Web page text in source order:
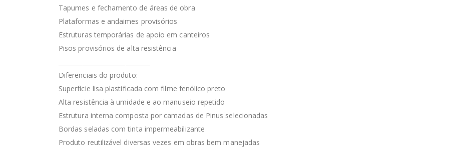
Tapumes e fechamento de áreas de obra
Plataformas e andaimes provisórios
Estruturas temporárias de apoio em canteiros
Pisos provisórios de alta resistência
Diferenciais do produto:
Superfície lisa plastificada com filme fenólico preto
Alta resistência à umidade e ao manuseio repetido
Estrutura interna composta por camadas de Pinus selecionadas
Bordas seladas com tinta impermeabilizante
Produto reutilizável diversas vezes em obras bem manejadas